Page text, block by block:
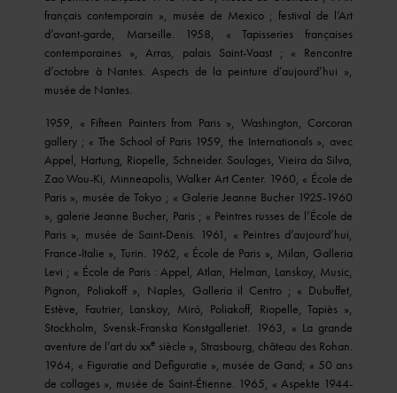
français contemporain », musée de Mexico ; festival de l’Art
d’avant-garde, Marseille. 1958, « Tapisseries françaises
contemporaines », Arras, palais Saint-Vaast ; « Rencontre
d’octobre à Nantes. Aspects de la peinture d’aujourd’hui »,
musée de Nantes.
1959, « Fifteen Painters from Paris », Washington, Corcoran
gallery ; « The School of Paris 1959, the Internationals », avec
Appel, Hartung, Riopelle, Schneider. Soulages, Vieira da Silva,
Zao Wou-Ki, Minneapolis, Walker Art Center. 1960, « École de
Paris », musée de Tokyo ; « Galerie Jeanne Bucher 1925-1960
», galerie Jeanne Bucher, Paris ; « Peintres russes de l’École de
Paris », musée de Saint-Denis. 1961, « Peintres d’aujourd’hui,
France-Italie », Turin. 1962, « École de Paris », Milan, Galleria
Levi ; « École de Paris : Appel, Atlan, Helman, Lanskoy, Music,
Pignon, Poliakoff », Naples, Galleria il Centro ; « Dubuffet,
Estève, Fautrier, Lanskoy, Miró, Poliakoff, Riopelle, Tapiès »,
Stockholm, Svensk-Franska Konstgalleriet. 1963, « La grande
aventure de l’art du xxe siècle », Strasbourg, château des Rohan.
1964, « Figuratie and Defiguratie », musée de Gand; « 50 ans
de collages », musée de Saint-Étienne. 1965, « Aspekte 1944-